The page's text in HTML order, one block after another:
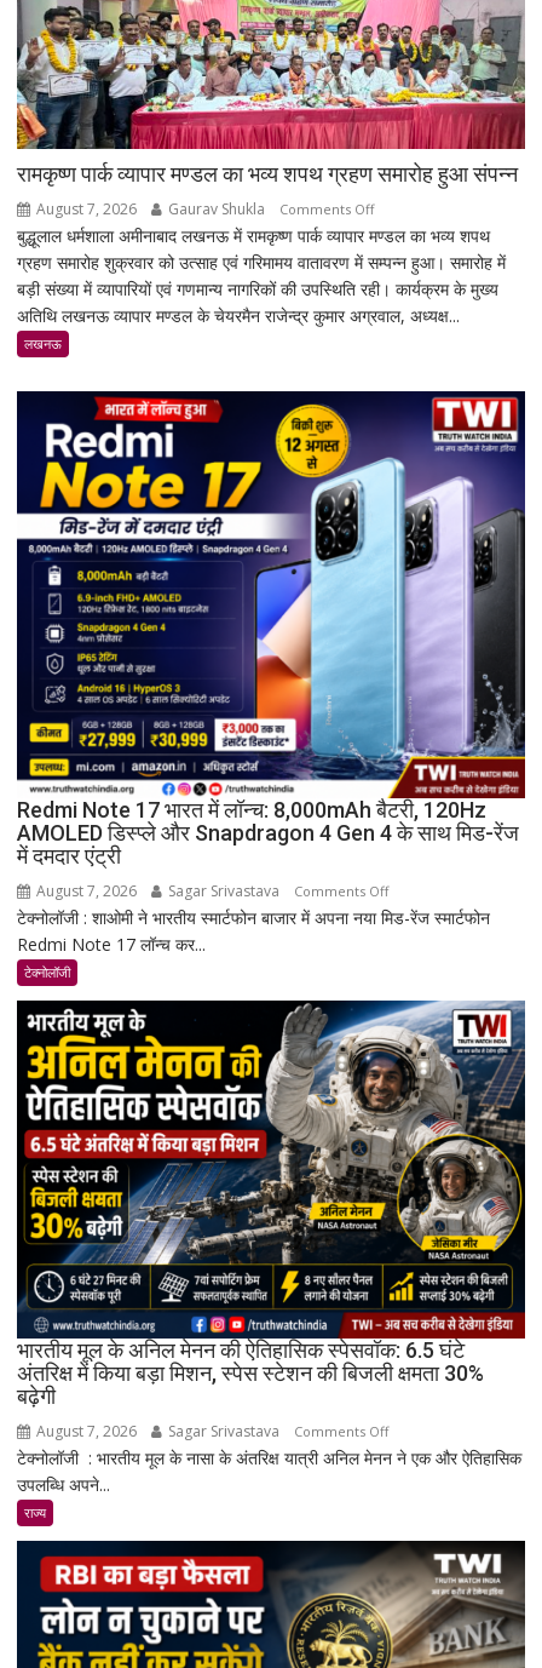
रामकृष्ण पार्क व्यापार मण्डल का भव्य शपथ ग्रहण समारोह हुआ संपन्न
August 7, 2026 Gaurav Shukla Comments Offon
रामकृष्ण
पार्क
व्यापार
मण्डल
शपथ
बुद्धूलाल धर्मशाला अमीनाबाद लखनऊ में रामकृष्ण पार्क व्यापार मण्डल का भव्य शपथ
ग्रहण समारोह शुक्रवार को उत्साह एवं गरिमामय वातावरण में सम्पन्न हुआ। समारोह में
बड़ी संख्या में व्यापारियों एवं गणमान्य नागरिकों की उपस्थिति रही। कार्यक्रम के मुख्य
अतिथि लखनऊ व्यापार मण्डल के चेयरमैन राजेन्द्र कुमार अग्रवाल, अध्यक्ष...
लखनऊ
Redmi Note 17 भारत में लॉन्च: 8,000mAh बैटरी, 120Hz
AMOLED डिस्प्ले और Snapdragon 4 Gen 4 के साथ मिड-रेंज
में दमदार एंट्री
August 7, 2026 Sagar Srivastava Comments Offon
Redmi
में
लॉन्च:
8,000mAh
बैटरी,
120Hz
AMOLED
डिस्प्ले
और
Snapdragon
4
Gen
4
के
साथ
रेंज
टेक्नोलॉजी : शाओमी ने भारतीय स्मार्टफोन बाजार में अपना नया मिड-रेंज स्मार्टफोन
Redmi Note 17 लॉन्च कर...
टेक्नोलॉजी
भारतीय मूल के अनिल मेनन की ऐतिहासिक स्पेसवॉक: 6.5 घंटे
अंतरिक्ष में किया बड़ा मिशन, स्पेस स्टेशन की बिजली क्षमता 30%
बढ़ेगी
August 7, 2026 Sagar Srivastava Comments Offon
भारतीय
मेनन
की
ऐतिहासिक
स्पेसवॉक:
टेक्नोलॉजी : भारतीय मूल के नासा के अंतरिक्ष यात्री अनिल मेनन ने एक और ऐतिहासिक
उपलब्धि अपने...
राज्य